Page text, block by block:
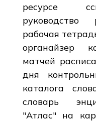
ресурсе
руководство
рабочая
органайзер
матчей
дня
каталога
словарь
"Атлас" на